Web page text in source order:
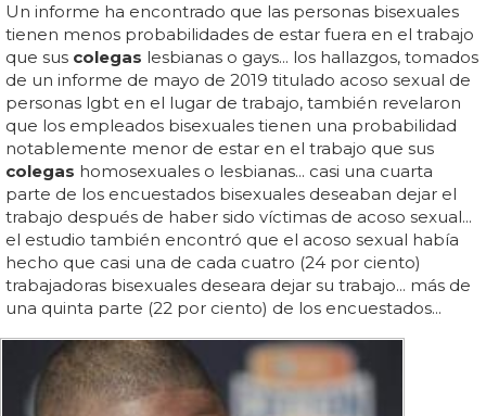
Un informe ha encontrado que las personas bisexuales
tienen menos probabilidades de estar fuera en el trabajo
que sus colegas lesbianas o gays... los hallazgos, tomados
de un informe de mayo de 2019 titulado acoso sexual de
personas lgbt en el lugar de trabajo, también revelaron
que los empleados bisexuales tienen una probabilidad
notablemente menor de estar en el trabajo que sus
colegas homosexuales o lesbianas... casi una cuarta
parte de los encuestados bisexuales deseaban dejar el
trabajo después de haber sido víctimas de acoso sexual...
el estudio también encontró que el acoso sexual había
hecho que casi una de cada cuatro (24 por ciento)
trabajadoras bisexuales deseara dejar su trabajo... más de
una quinta parte (22 por ciento) de los encuestados...